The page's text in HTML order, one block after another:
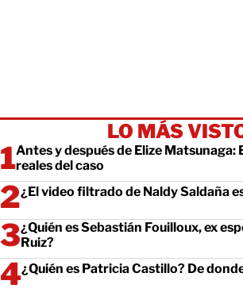
LO MÁS
Antes y después de Elize Matsunaga:
reales del caso
¿El video filtrado de Naldy Saldaña
¿Quién es Sebastián Fouilloux, ex
Ruiz?
¿Quién es Patricia Castillo? De